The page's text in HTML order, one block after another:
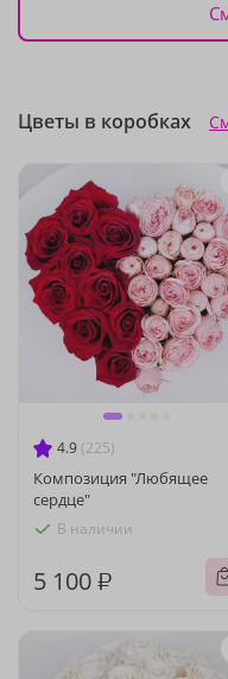
Цветы в коробках
4.9 (225)
Композиция "Любящее
сердце"
В наличии
5 100 ₽